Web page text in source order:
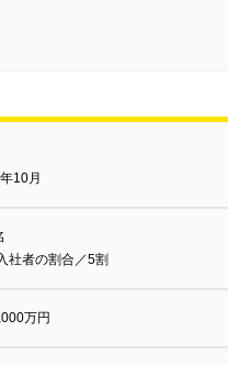
10月
社者の割合／5割
万円